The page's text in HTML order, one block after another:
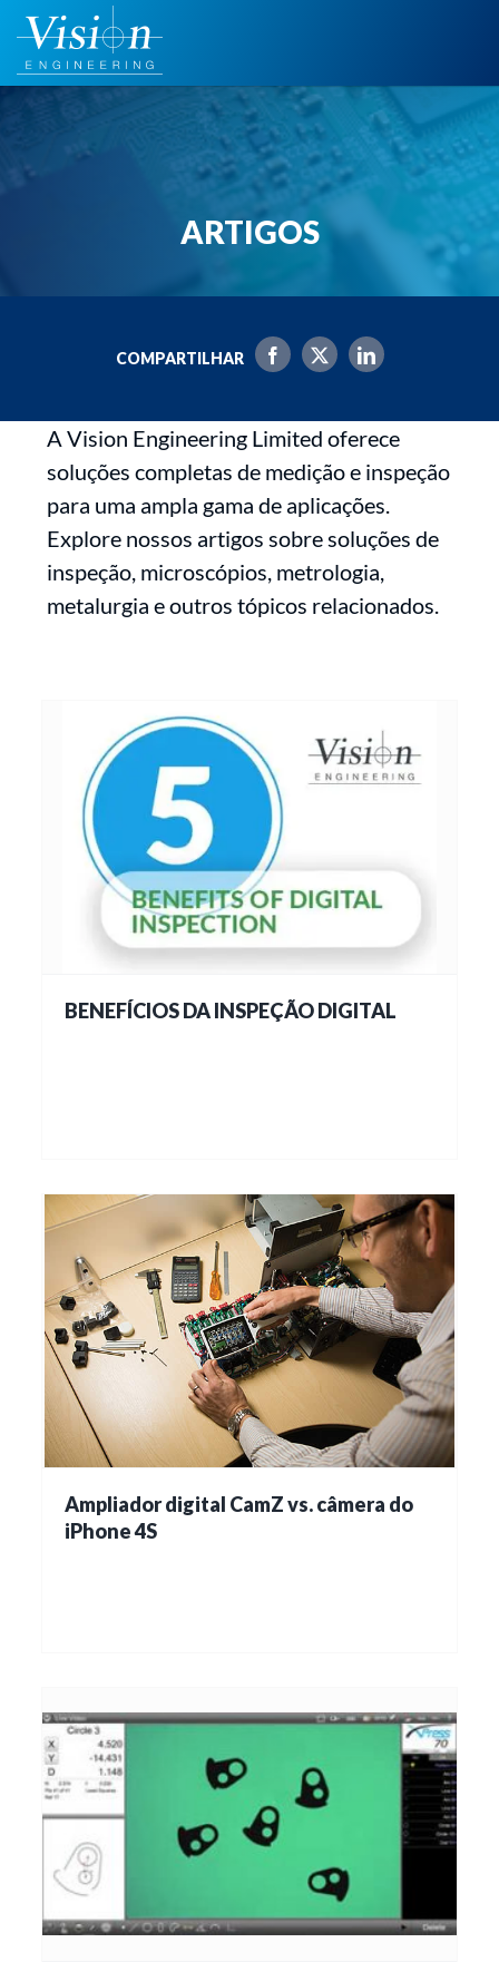
para
conteúdo
ARTIGOS
COMPARTILHAR
A Vision Engineering Limited oferece
soluções completas de medição e inspeção
para uma ampla gama de aplicações.
Explore nossos artigos sobre soluções de
inspeção, microscópios, metrologia,
metalurgia e outros tópicos relacionados.
BENEFÍCIOS DA INSPEÇÃO DIGITAL
Ampliador digital CamZ vs. câmera do
iPhone 4S